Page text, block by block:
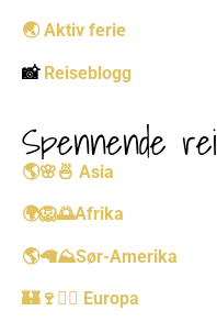
🌏 Aktiv ferie
📸 Reiseblogg
Spennende
🌎🌸🍜 Asia
🌍🦁🌅Afrika
🌎🦙⛰️Sør-Amerika
🏰🍷🚴‍♀️ Europa